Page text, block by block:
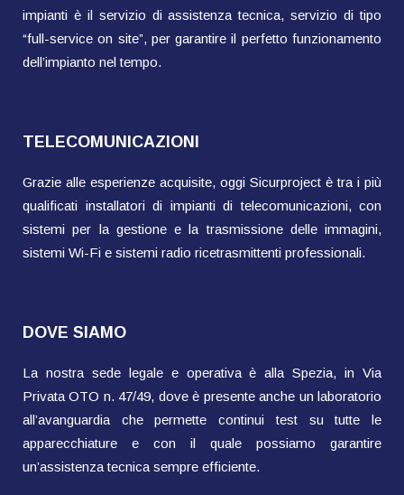
impianti è il servizio di assistenza tecnica, servizio di tipo
“full-service on site”, per garantire il perfetto funzionamento
dell’impianto nel tempo.
TELECOMUNICAZIONI
Grazie alle esperienze acquisite, oggi Sicurproject è tra i più
qualificati installatori di impianti di telecomunicazioni, con
sistemi per la gestione e la trasmissione delle immagini,
sistemi Wi-Fi e sistemi radio ricetrasmittenti professionali.
DOVE SIAMO
La nostra sede legale e operativa è alla Spezia, in Via
Privata OTO n. 47/49, dove è presente anche un laboratorio
all’avanguardia che permette continui test su tutte le
apparecchiature e con il quale possiamo garantire
un’assistenza tecnica sempre efficiente.